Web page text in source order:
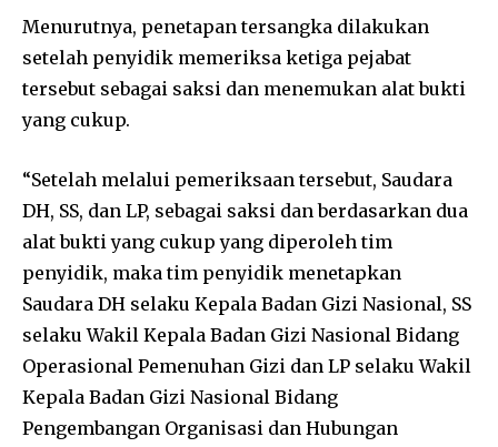
Menurutnya, penetapan tersangka dilakukan
setelah penyidik memeriksa ketiga pejabat
tersebut sebagai saksi dan menemukan alat bukti
yang cukup.
“Setelah melalui pemeriksaan tersebut, Saudara
DH, SS, dan LP, sebagai saksi dan berdasarkan dua
alat bukti yang cukup yang diperoleh tim
penyidik, maka tim penyidik menetapkan
Saudara DH selaku Kepala Badan Gizi Nasional, SS
selaku Wakil Kepala Badan Gizi Nasional Bidang
Operasional Pemenuhan Gizi dan LP selaku Wakil
Kepala Badan Gizi Nasional Bidang
Pengembangan Organisasi dan Hubungan